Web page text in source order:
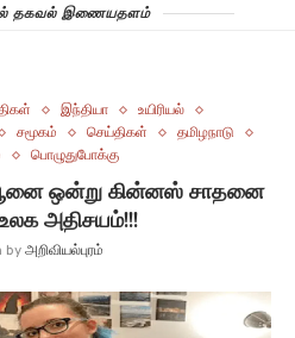
தகவல் இணையதளம்
இந்தியா
உயிரியல்
சமூகம் செய்திகள்
தமிழநாடு
பொழுதுபோக்கு
பூனை ஒன்று கின்னஸ் சாதனை
அதிசயம்!!!
byஅறிவியல்புரம்